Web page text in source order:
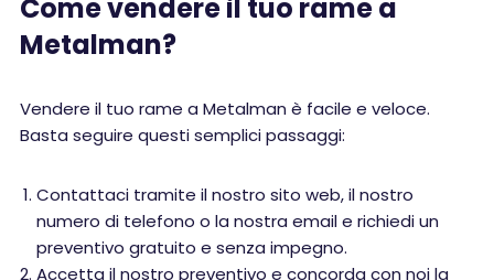
Come vendere il tuo rame a
Metalman?
Vendere il tuo rame a Metalman è facile e veloce.
Basta seguire questi semplici passaggi:
Contattaci tramite il nostro sito web, il nostro
numero di telefono o la nostra email e richiedi un
preventivo gratuito e senza impegno.
Accetta il nostro preventivo e concorda con noi la